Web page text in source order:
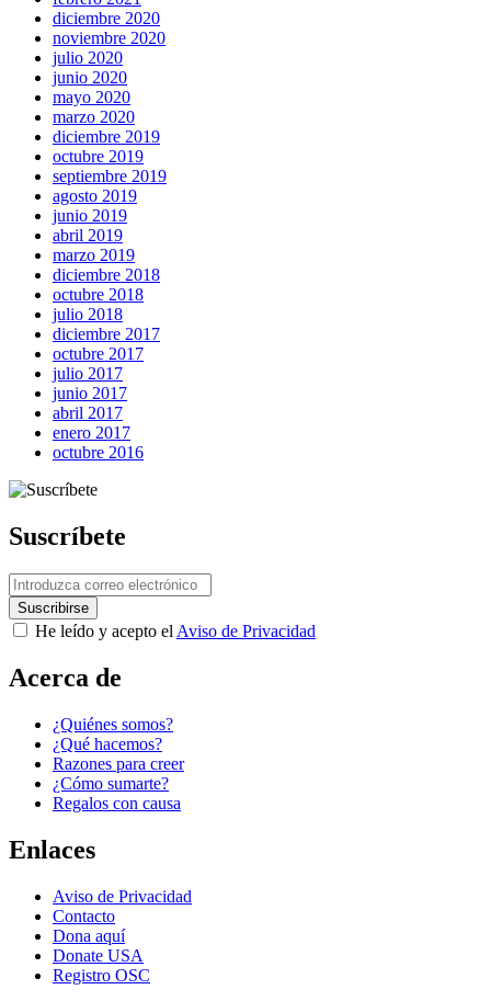
diciembre 2020
noviembre 2020
julio 2020
junio 2020
mayo 2020
marzo 2020
diciembre 2019
octubre 2019
septiembre 2019
agosto 2019
junio 2019
abril 2019
marzo 2019
diciembre 2018
octubre 2018
julio 2018
diciembre 2017
octubre 2017
julio 2017
junio 2017
abril 2017
enero 2017
octubre 2016
Suscríbete
He leído y acepto el Aviso de Privacidad
Acerca de
¿Quiénes somos?
¿Qué hacemos?
Razones para creer
¿Cómo sumarte?
Regalos con causa
Enlaces
Aviso de Privacidad
Contacto
Dona aquí
Donate USA
Registro OSC